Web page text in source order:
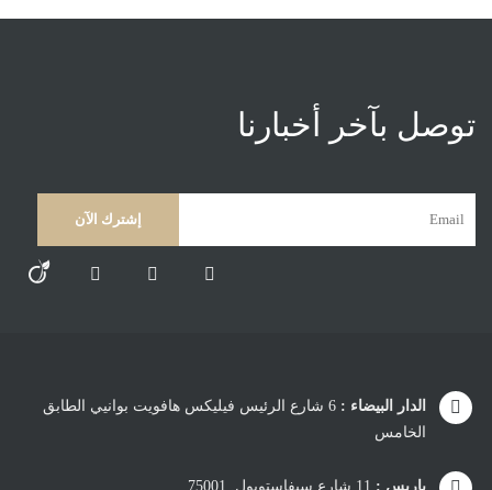
توصل بآخر أخبارنا
الدار البيضاء :
6 شارع الرئيس فيليكس هافويت بوانيي الطابق
الخامس
باريس : 11 شارع سيفاستوبول, 75001